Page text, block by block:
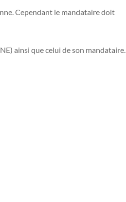
Cependant le mandataire doit
ainsi que celui de son mandataire.